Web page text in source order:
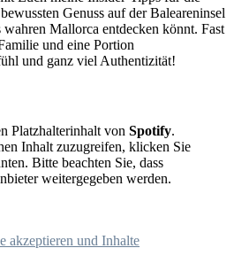
Genuss auf der Baleareninsel
Mallorca entdecken könnt. Fast
und eine Portion
und ganz viel Authentizität!
Platzhalterinhalt von Spotify.
Inhalt zuzugreifen, klicken Sie
Bitte beachten Sie, dass
weitergegeben werden.
akzeptieren und Inhalte